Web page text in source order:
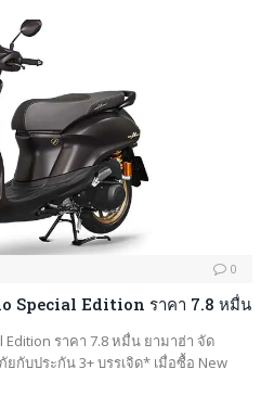
0
Special Edition ราคา 7.8 หมื่น
Edition ราคา 7.8 หมื่น ยามาฮ่า จัด
กับประกัน 3+ บรรเจิด* เมื่อซื้อ New